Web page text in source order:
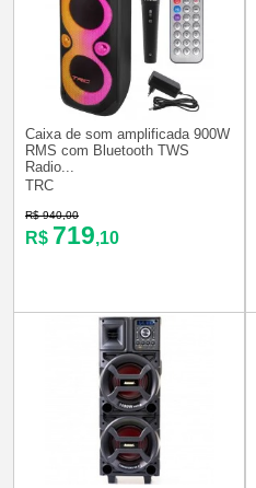
Caixa de som amplificada 900W
RMS com Bluetooth TWS
Radio...
TRC
R$ 940,00
R$ 719,10